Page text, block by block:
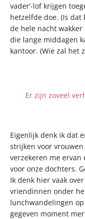
vader’-lof krijgen
hetzelfde doe. (Is dat
de hele nacht
die lange middagen
kantoor. (Wie zal het
Er zijn zoveel
Eigenlijk denk ik dat
strijken voor
verzekeren me
voor onze dochters.
Ik denk hier vaak
vriendinnen onder
lunchwandelingen
gegeven moment